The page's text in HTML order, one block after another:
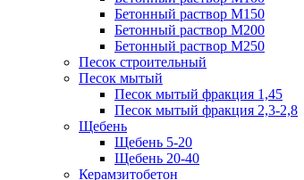
Бетонный раствор М150
Бетонный раствор М200
Бетонный раствор М250
Песок строительный
Песок мытый
Песок мытый фракция 1,45
Песок мытый фракция 2,3-2,8
Щебень
Щебень 5-20
Щебень 20-40
Керамзитобетон